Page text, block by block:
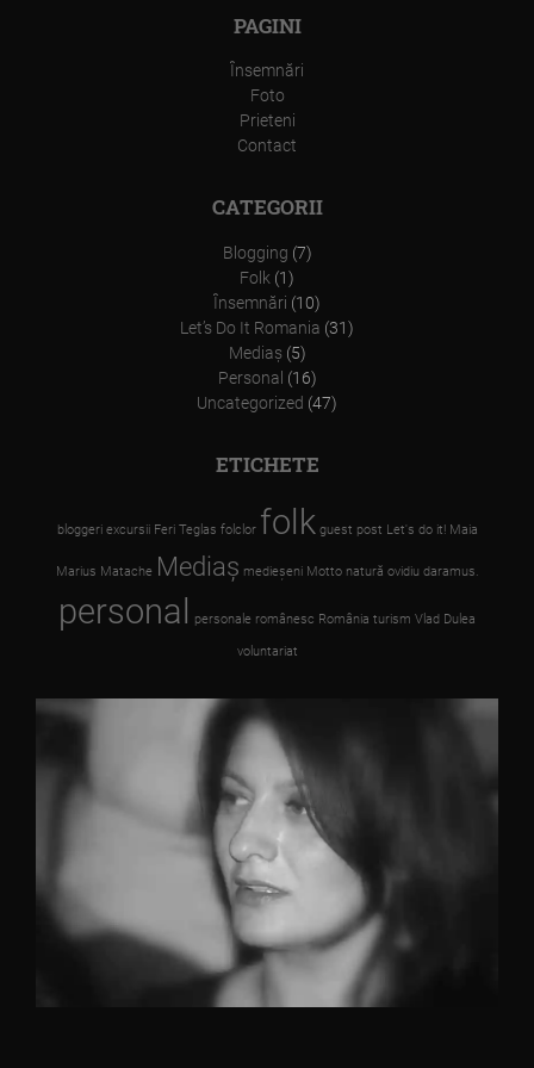
PAGINI
Însemnări
Foto
Prieteni
Contact
CATEGORII
Blogging (7)
Folk (1)
Însemnări (10)
Let’s Do It Romania (31)
Mediaş(5)
Personal (16)
Uncategorized (47)
ETICHETE
bloggeri excursii Feri Teglas folclor folk guest post Let's do it! Maia
Marius Matache Mediaş medieşeni Motto natură ovidiu daramus.
personal personale românesc România turism Vlad Dulea
voluntariat